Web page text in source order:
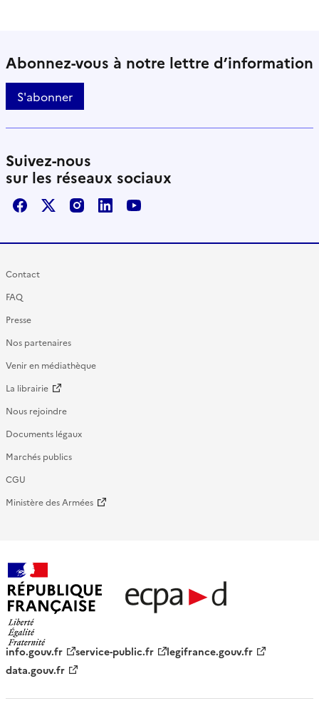
Abonnez-vous à notre lettre d’information
S'abonner
Suivez-nous
sur les réseaux sociaux
FacebookX / TwitterInstagram
LinkedInYoutube
Contact
FAQ
Presse
Nos partenaires
Venir en médiathèque
La librairie
Nous rejoindre
Documents légaux
Marchés publics
CGU
Ministère des Armées
française - ECPAD
info.gouv.fr service-public.fr
legifrance.gouv.fr
data.gouv.fr